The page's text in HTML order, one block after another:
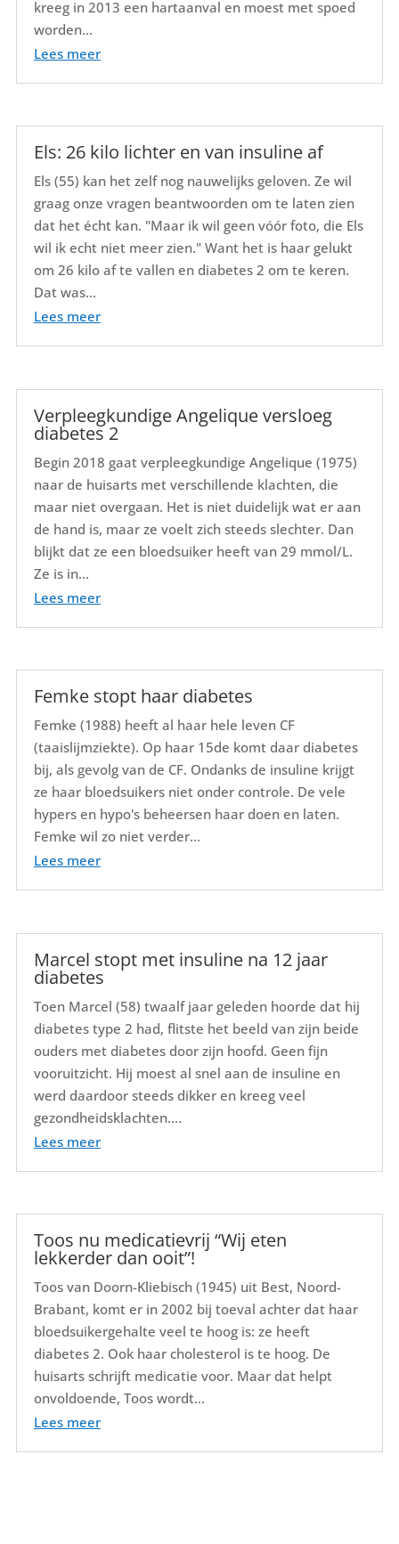
kreeg in 2013 een hartaanval en moest met spoed
worden...
Lees meer
Els: 26 kilo lichter en van insuline af
Els (55) kan het zelf nog nauwelijks geloven. Ze wil
graag onze vragen beantwoorden om te laten zien
dat het écht kan. "Maar ik wil geen vóór foto, die Els
wil ik echt niet meer zien." Want het is haar gelukt
om 26 kilo af te vallen en diabetes 2 om te keren.
Dat was...
Lees meer
Verpleegkundige Angelique versloeg
diabetes 2
Begin 2018 gaat verpleegkundige Angelique (1975)
naar de huisarts met verschillende klachten, die
maar niet overgaan. Het is niet duidelijk wat er aan
de hand is, maar ze voelt zich steeds slechter. Dan
blijkt dat ze een bloedsuiker heeft van 29 mmol/L.
Ze is in...
Lees meer
Femke stopt haar diabetes
Femke (1988) heeft al haar hele leven CF
(taaislijmziekte). Op haar 15de komt daar diabetes
bij, als gevolg van de CF. Ondanks de insuline krijgt
ze haar bloedsuikers niet onder controle. De vele
hypers en hypo's beheersen haar doen en laten.
Femke wil zo niet verder...
Lees meer
Marcel stopt met insuline na 12 jaar
diabetes
Toen Marcel (58) twaalf jaar geleden hoorde dat hij
diabetes type 2 had, flitste het beeld van zijn beide
ouders met diabetes door zijn hoofd. Geen fijn
vooruitzicht. Hij moest al snel aan de insuline en
werd daardoor steeds dikker en kreeg veel
gezondheidsklachten....
Lees meer
Toos nu medicatievrij “Wij eten
lekkerder dan ooit”!
Toos van Doorn-Kliebisch (1945) uit Best, Noord-
Brabant, komt er in 2002 bij toeval achter dat haar
bloedsuikergehalte veel te hoog is: ze heeft
diabetes 2. Ook haar cholesterol is te hoog. De
huisarts schrijft medicatie voor. Maar dat helpt
onvoldoende, Toos wordt...
Lees meer